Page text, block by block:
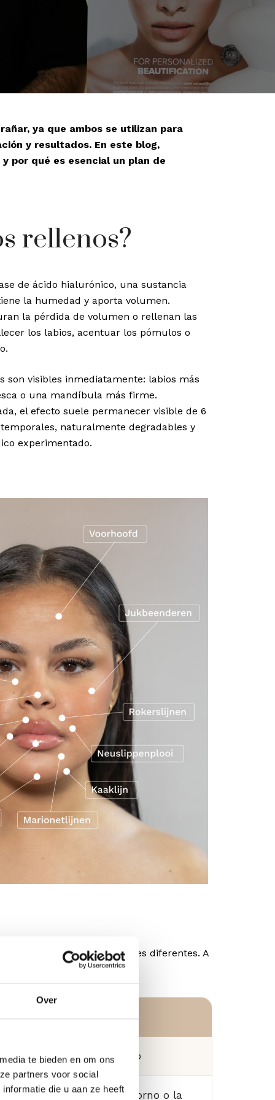
Over
te bieden en om ons
partners voor social
die u aan ze heeft
ya que ambos se utilizan para
y resultados. En este blog,
por qué es esencial un plan de
rellenos?
de ácido hialurónico, una sustancia
la humedad y aporta volumen.
la pérdida de volumen o rellenan las
los labios, acentuar los pómulos o
son visibles inmediatamente: labios más
o una mandíbula más firme.
el efecto suele permanecer visible de 6
naturalmente degradables y
experimentado.
y se utilizan con fines diferentes. A
con ácido hialurónico
el volumen, el contorno o la